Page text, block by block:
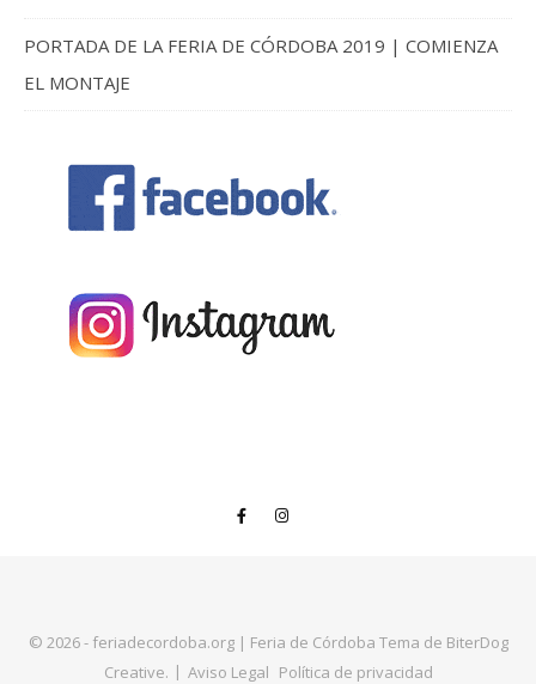
PORTADA DE LA FERIA DE CÓRDOBA 2019 | COMIENZA
EL MONTAJE
© 2026 - feriadecordoba.org | Feria de Córdoba Tema de BiterDog
Creative. Aviso Legal Política de privacidad